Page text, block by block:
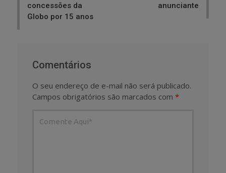
concessões da
Globo por 15 anos
anunciante
Comentários
O seu endereço de e-mail não será publicado.
Campos obrigatórios são marcados com *